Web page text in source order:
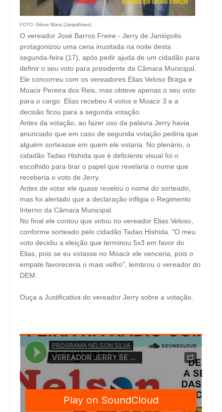
FOTO: Gilmar Maria (JanipaNews)
O vereador José Barros Freire - Jerry de Janiópolis
protagonizou uma cena inusitada na noite desta
segunda-feira (17), após pedir ajuda de um cidadão para
definir o seu voto para presidente da Câmara Municipal.
Ele concorreu com os vereadores Elias Veloso Braga e
Moacir Pereira dos Reis, mas obteve apenas o seu voto
para o cargo. Elias recebeu 4 votos e Moacir 3 e a
decisão ficou para a segunda votação.
Antes da votação, ao fazer uso da palavra Jerry havia
anunciado que em caso de segunda votação pediria que
alguém sorteasse em quem ele votaria. No plenário, o
cidadão Tadao Hishida que é deficiente visual foi o
escolhido para tirar o papel que revelaria o nome que
receberia o voto de Jerry.
Antes de votar ele quase revelou o nome do sorteado,
mas foi alertado que a declaração infligia o Regimento
Interno da Câmara Municipal.
No final ele contou que votou no vereador Elias Veloso,
conforme sorteado pelo cidadão Tadao Hishida. "O meu
voto decidiu a eleição que terminou 5x3 em favor do
Elias, pois se eu votasse no Moacir ele venceria, pois o
empate favoreceria o mais velho", lembrou o vereador do
DEM.
Ouça a Justificativa do vereador Jerry sobre a votação.